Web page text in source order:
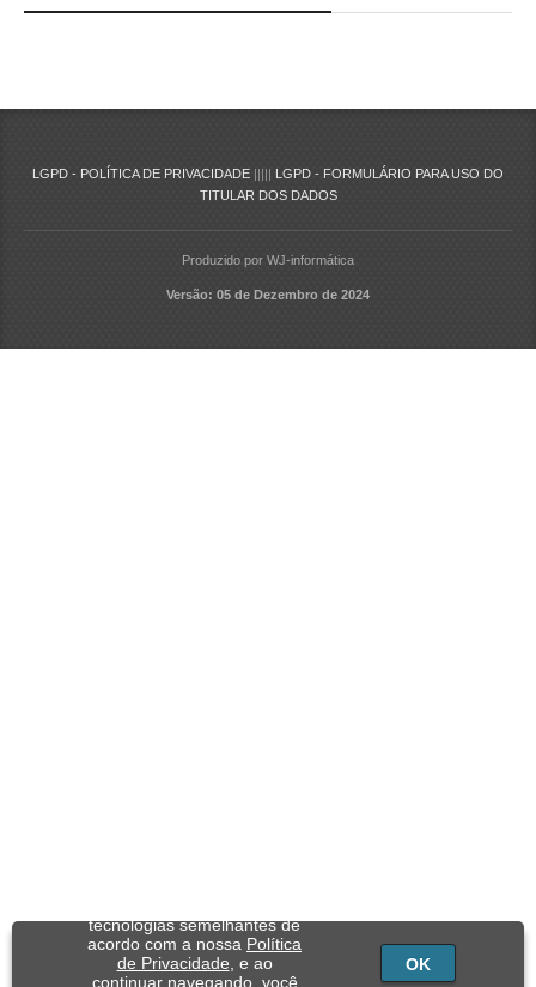
tecnologias semelhantes de
acordo com a nossa Política
de Privacidade, e ao
continuar navegando, você
OK
LGPD - POLÍTICA DE PRIVACIDADE ||||| LGPD - FORMULÁRIO PARA USO DO
TITULAR DOS DADOS
Produzido por WJ-informática
Versão: 05 de Dezembro de 2024